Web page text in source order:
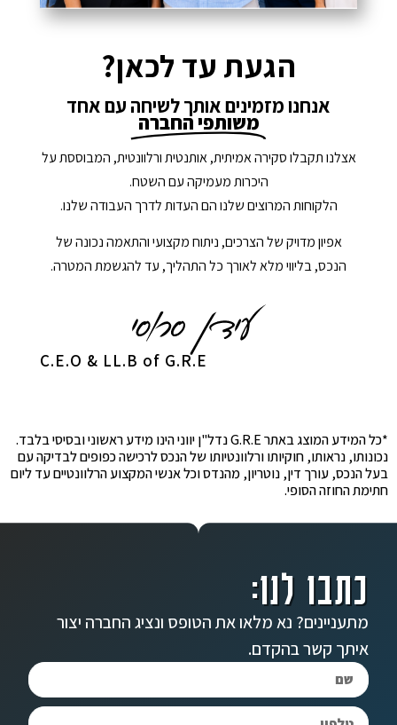
הגעת עד לכאן?
אנחנו מזמינים אותך לשיחה עם אחד
משותפי החברה
אצלנו תקבלו סקירה אמיתית, אותנטית ורלוונטית, המבוססת על
היכרות מעמיקה עם השטח.
הלקוחות המרוצים שלנו הם העדות לדרך העבודה שלנו.
אפיון מדויק של הצרכים, ניתוח מקצועי והתאמה נכונה של
הנכס, בליווי מלא לאורך כל התהליך, עד להגשמת המטרה.
C.E.O & LL.B of G.R.E
*כל המידע המוצג באתר G.R.E נדל"ן יווני הינו מידע ראשוני ובסיסי בלבד.
נכונותו, נראותו, חוקיותו ורלוונטיותו של הנכס לרכישה כפופים לבדיקה עם
בעל הנכס, עורך דין, נוטריון, מהנדס וכל אנשי המקצוע הרלוונטיים עד ליום
חתימת החוזה הסופי.
כתבו לנו:
מתעניינים? נא מלאו את הטופס ונציג החברה יצור
איתך קשר בהקדם.